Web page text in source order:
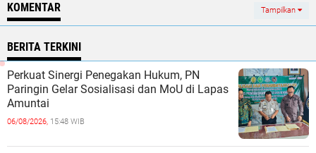
KOMENTAR Tampilkan
BERITA TERKINI
Perkuat Sinergi Penegakan Hukum, PN
Paringin Gelar Sosialisasi dan MoU di Lapas
Amuntai
06/08/2026, 15:48 WIB